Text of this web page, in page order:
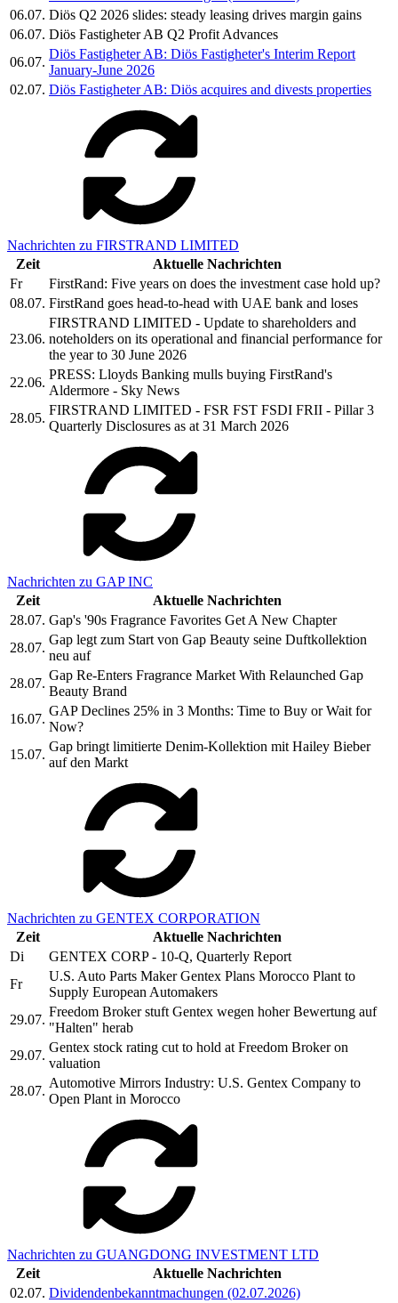
06.07. Diös Q2 2026 slides: steady leasing drives margin gains
06.07. Diös Fastigheter AB Q2 Profit Advances
06.07.
Diös Fastigheter AB: Diös Fastigheter's Interim Report
January-June 2026
02.07. Diös Fastigheter AB: Diös acquires and divests properties
Nachrichten zu FIRSTRAND LIMITED
Zeit
Aktuelle Nachrichten
Fr
FirstRand: Five years on does the investment case hold up?
08.07. FirstRand goes head-to-head with UAE bank and loses
23.06.
FIRSTRAND LIMITED - Update to shareholders and
noteholders on its operational and financial performance for
the year to 30 June 2026
22.06.
PRESS: Lloyds Banking mulls buying FirstRand's
Aldermore - Sky News
28.05.
FIRSTRAND LIMITED - FSR FST FSDI FRII - Pillar 3
Quarterly Disclosures as at 31 March 2026
Nachrichten zu GAP INC
Zeit
Aktuelle Nachrichten
28.07. Gap's '90s Fragrance Favorites Get A New Chapter
28.07.
Gap legt zum Start von Gap Beauty seine Duftkollektion
neu auf
28.07.
Gap Re-Enters Fragrance Market With Relaunched Gap
Beauty Brand
16.07.
GAP Declines 25% in 3 Months: Time to Buy or Wait for
Now?
15.07.
Gap bringt limitierte Denim-Kollektion mit Hailey Bieber
auf den Markt
Nachrichten zu GENTEX CORPORATION
Zeit
Aktuelle Nachrichten
Di
GENTEX CORP - 10-Q, Quarterly Report
Fr
U.S. Auto Parts Maker Gentex Plans Morocco Plant to
Supply European Automakers
29.07.
Freedom Broker stuft Gentex wegen hoher Bewertung auf
"Halten" herab
29.07.
Gentex stock rating cut to hold at Freedom Broker on
valuation
28.07.
Automotive Mirrors Industry: U.S. Gentex Company to
Open Plant in Morocco
Nachrichten zu GUANGDONG INVESTMENT LTD
Zeit
Aktuelle Nachrichten
02.07. Dividendenbekanntmachungen (02.07.2026)